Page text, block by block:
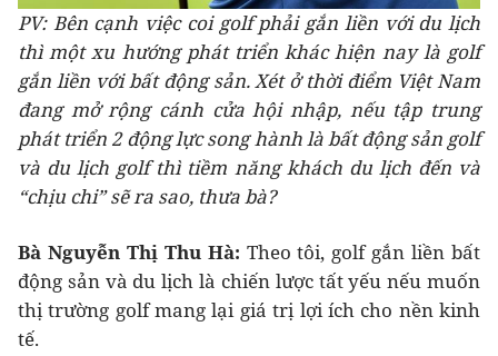
PV: Bên cạnh việc coi golf phải gắn liền với du lịch
thì một xu hướng phát triển khác hiện nay là golf
gắn liền với bất động sản. Xét ở thời điểm Việt Nam
đang mở rộng cánh cửa hội nhập, nếu tập trung
phát triển 2 động lực song hành là bất động sản golf
và du lịch golf thì tiềm năng khách du lịch đến và
“chịu chi” sẽ ra sao, thưa bà?
Bà Nguyễn Thị Thu Hà: Theo tôi, golf gắn liền bất
động sản và du lịch là chiến lược tất yếu nếu muốn
thị trường golf mang lại giá trị lợi ích cho nền kinh
tế.